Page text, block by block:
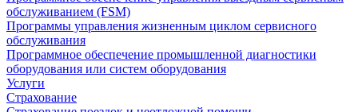
обслуживанием (FSM)
Программы управления жизненным циклом сервисного
обслуживания
Программное обеспечение промышленной диагностики
оборудования или систем оборудования
Услуги
Страхование